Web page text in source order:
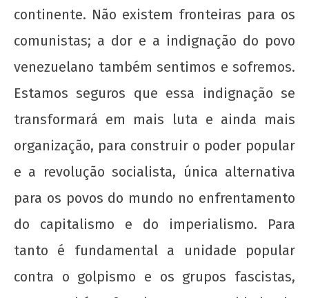
Nota Política da UJC SE - Nas eleições para o
escancara o oportunismo da majoritária da
UNE!
fevereiro
de 2014
admin
continente. Não existem fronteiras para os
comunistas; a dor e a indignação do povo
venezuelano também sentimos e sofremos.
Estamos seguros que essa indignação se
transformará em mais luta e ainda mais
organização, para construir o poder popular
e a revolução socialista, única alternativa
para os povos do mundo no enfrentamento
do capitalismo e do imperialismo. Para
tanto é fundamental a unidade popular
contra o golpismo e os grupos fascistas,